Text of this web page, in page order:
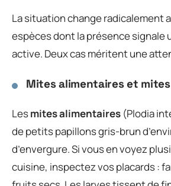
La situation change radicalement
espèces dont la présence signale
active. Deux cas méritent une
Mites alimentaires et
Lesmites alimentaires (Plodia
de petits papillons gris-brun
d’envergure. Si vous en voyez
cuisine, inspectez vos placards :